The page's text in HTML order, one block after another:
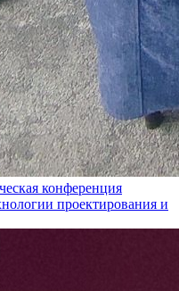
конференция
проектирования и